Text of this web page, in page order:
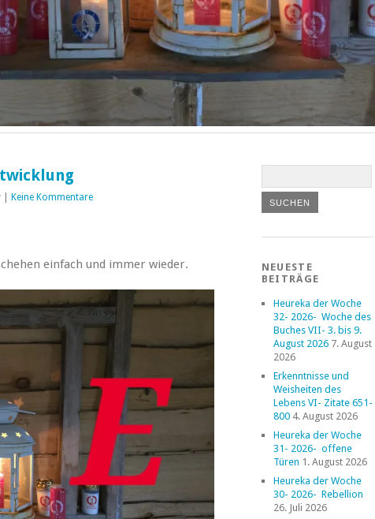
| Keine Kommentare
einfach und immer wieder.
NEUESTE
BEITRÄGE
Heureka der Woche
32- 2026- Woche des
Buches VII- 3. bis 9.
August 2026 7. August
2026
Erkenntnisse und
Weisheiten des
Lebens VI- Zitate 651-
800 4. August 2026
Heureka der Woche
31- 2026- offene
Türen 1. August 2026
Heureka der Woche
30- 2026- Rebellion
26. Juli 2026